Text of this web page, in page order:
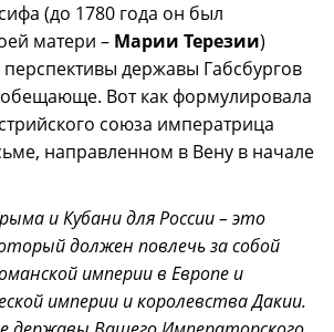
(до 1780 года он был
матери – Марии Терезии)
перспективы державы Габсбургов
Вот как формулировала
союза императрица
направленном в Вену в начале
и Кубани для России – это
должен повлечь за собой
империи в Европе и
империи и королевства Дакии.